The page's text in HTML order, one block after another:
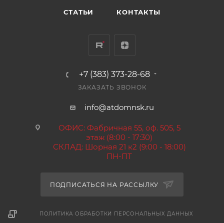
СТАТЬИ КОНТАКТЫ
+7 (383) 373-28-68
ЗАКАЗАТЬ ЗВОНОК
info@atdomnsk.ru
ОФИС: Фабричная 55, оф. 505, 5
этаж (8:00 - 17:30)
СКЛАД: Шорная 21 к2 (9:00 - 18:00)
ПН-ПТ
ПОДПИСАТЬСЯ НА РАССЫЛКУ
ПОЛИТИКА ОБРАБОТКИ ПЕРСОНАЛЬНЫХ ДАННЫХ